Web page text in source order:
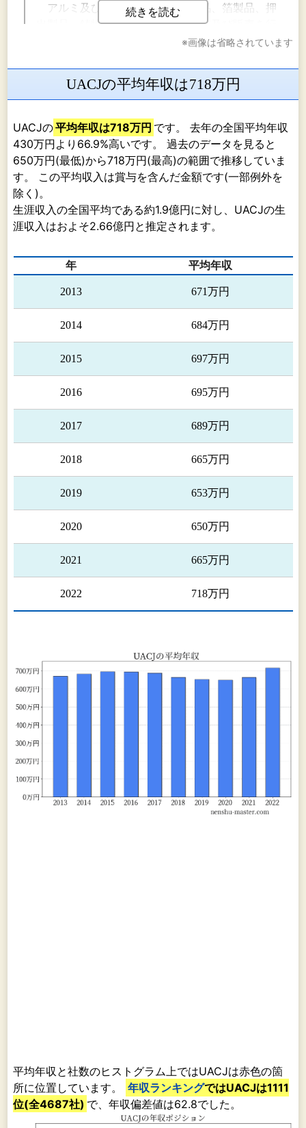
続きを読む
アルミ及びその合金の板圧延製品、箔製品、押
出製品、鋳物製品、鍛造製品の製造及び販売を行
当社、UACJ (Thailand) Co.,Ltd.、Tri-Arrows
Aluminum Holding Inc.、Tri-Arrows Aluminum
MATERIALS GmbH、優艾希杰東陽光（上海）鋁
材銷售有限公司、優艾希杰東陽光（韶関）鋁材銷
售有限公司、Logan Aluminum Inc.、乳源東陽光
優艾希杰精箔有限公司、㈱ＵＡＣＪ押出加工、㈱
ＵＡＣＪ押出加工名古屋、㈱ＵＡＣＪ押出加工小
山、㈱ＵＡＣＪ押出加工群馬、㈱ＵＡＣＪ押出加
工滋賀、UACJ Extrusion Czech s.r.o.、UACJ
鋁（天津）精密鋁業有限公司、㈱ＵＡＣＪ製箔、
UACJ Foil Malaysia Sdn. Bhd.、㈱日金、㈱ＵＡ
ＣＪ鋳鍛、UACJ Foundry & Forging (Vietnam)
Smelters Ltd.
加工品・関連事業
連する土木工事の請負や、グループの事業に関連
する貨物運送・荷扱、製品等の卸売を行っており
ます。
UACJ Automotive Whitehall Industries, Inc.、戴
卡優艾希杰渤鋁汽車零部件有限公司、㈱ＵＡＣＪ
金属加工、㈱ナルコ郡山、UACJ Metal
Components North America, Inc.、UACJ Metal
North America, Inc.、㈱ＵＡＣＪトレーディン
司、優艾希杰商(昆山)金属制品有限公司、㈱ＵＡ
Processing、UACJ Trading & Processing
America,Inc.、㈱ＵＡＣＪ物流
以上の事項を事業系統図によって示すと次
のとおりであります。
（注）１．→印は、製品・サービス等の流れを示
しております。
２．◆印は連結子会社、△印は持分法適用会社で
あります。
※画像は省略されています
UACJの平均年収は718万円
UACJの平均年収は718万円 です。 去年の全国平均年収
430万円より66.9%高いです。 過去のデータを見ると
650万円(最低)から718万円(最高)の範囲で推移していま
す。 この平均収入は賞与を含んだ金額です(一部例外を
除く)。
生涯収入の全国平均である約1.9億円に対し、UACJの生
涯収入はおよそ2.66億円と推定されます。
年 平均年収
2013 671万円
2014 684万円
2015 697万円
2016 695万円
2017 689万円
2018 665万円
2019 653万円
2020 650万円
2021 665万円
2022 718万円
平均年収と社数のヒストグラム上ではUACJは赤色の箇
所に位置しています。
年収ランキングではUACJは1111
位(全4687社) で、年収偏差値は62.8でした。